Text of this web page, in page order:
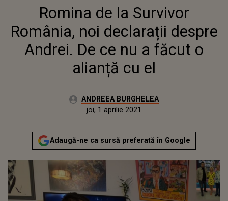
ROMÂNIA, NOI DECLARAȚII
DESPRE ANDREI. DE CE NU A
FĂCUT O ALIANȚĂ CU EL
Romina de la Survivor
România, noi declarații despre
Andrei. De ce nu a făcut o
alianță cu el
Autor:ANDREEA BURGHELEA
Actualizat:
joi, 1 aprilie 2021
Adaugă-ne ca sursă preferată în Google